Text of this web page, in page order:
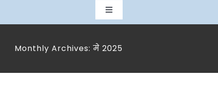
Toggle
Navigation
Monthly Archives: मे 2025